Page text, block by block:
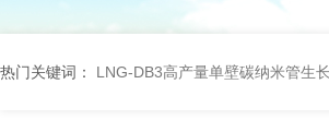
热门关键词： LNG-DB3高产量单壁碳纳米管生